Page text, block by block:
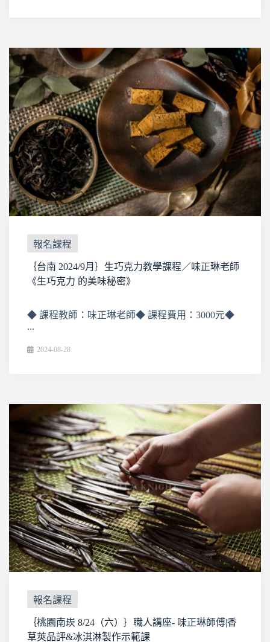
報名課程
｛台南 2024/9月｝生巧克力教學課程／味正琳老師
《生巧克力 的美味秘密》
◆ 課程教師：味正琳老師◆ 課程費用：3000元◆
...
2024-08-28
報名課程
｛桃園南崁 8/24（六）｝職人講座- 味正琳師傅|香
草莢品評&冰淇淋製作示範課